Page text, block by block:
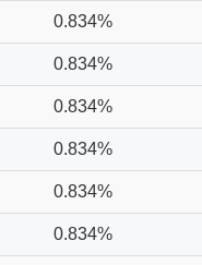
0.834%
0.834%
0.834%
0.834%
0.834%
0.834%